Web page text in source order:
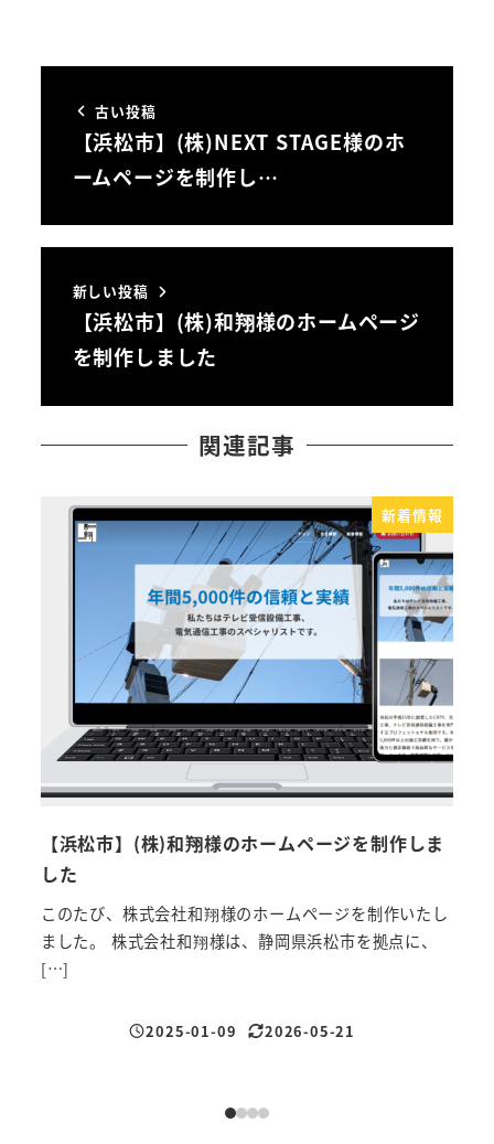
古い投稿
【浜松市】(株)NEXT STAGE様のホ
ームページを制作し…
新しい投稿
【浜松市】(株)和翔様のホームページ
を制作しました
関連記事
新着情報
【浜松市】(株)和翔様のホームページを制作しま
した
このたび、株式会社和翔様のホームページを制作いたし
ました。 株式会社和翔様は、静岡県浜松市を拠点に、
[…]
投稿日
2025-01-09
更新日
2026-05-21